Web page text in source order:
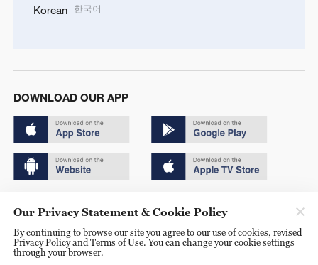
Korean 한국어
DOWNLOAD OUR APP
京ICP备20000184号
京公网安备 11010502050052号
Our Privacy Statement & Cookie Policy
By continuing to browse our site you agree to our use of cookies, revised
Privacy Policy and Terms of Use. You can change your cookie settings
through your browser.